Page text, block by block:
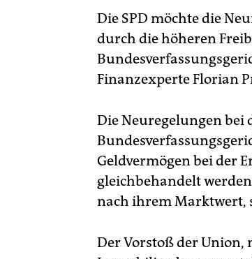
Die SPD möchte die
durch die höheren
Finanzexperte Florian
Die Neuregelungen bei
Geldvermögen bei der
gleichbehandelt
nach ihrem Marktwert,
Der Vorstoß der Union,